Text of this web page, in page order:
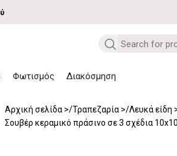
Φωτισμός Διακόσμηση
Αρχική σελίδα Τραπεζαρία Λευκά είδη
Σουβέρ κεραμικό πράσινο σε 3 σχέδια